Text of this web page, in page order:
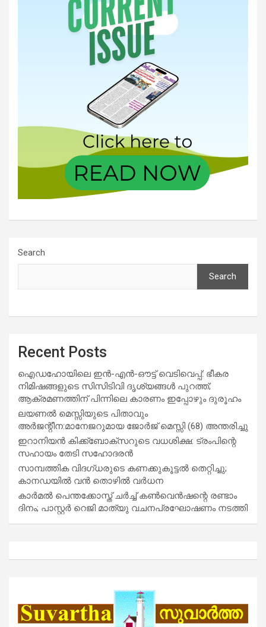
Search
Search
Recent Posts
ഐഡഹോയിലെ ഇൻ-എൻ-ഔട്ട് വെടിവെപ്പ്: ഭീകര
നിമിഷങ്ങളുടെ സിസിടിവി ദൃശ്യങ്ങൾ പുറത്ത്;
ആക്രമണത്തിന് പിന്നിലെ കാരണം ഇപ്പോഴും ദുരൂഹം
ലയണൽ മെസ്സിയുടെ പിതാവും
അർജന്റീന:മാനേജറുമായ ജോർജ് മെസ്സി (68) അന്തരിച്ചു
ഇറാനിയൻ കിക്ക്ബോക്സറുടെ വധശിക്ഷ: ട്രംപിന്റെ
സഹായം തേടി സഹോദരൻ
സാമ്പത്തിക വിദഗ്ധരുടെ കണക്കുകൂട്ടൽ തെറ്റിച്ചു;
കാനഡയിൽ വൻ തൊഴിൽ വർധന
കാർമൽ പെന്തക്കോസ്ത് ചർച്ച് കൺവെൻഷന്റെ രണ്ടാം
ദിനം; പാസ്റ്റർ റെജി മാത്യു വചനപ്രഘോഷണം നടത്തി